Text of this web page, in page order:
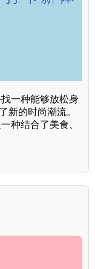
一种能够放松身
新的时尚潮流。
种结合了美食、